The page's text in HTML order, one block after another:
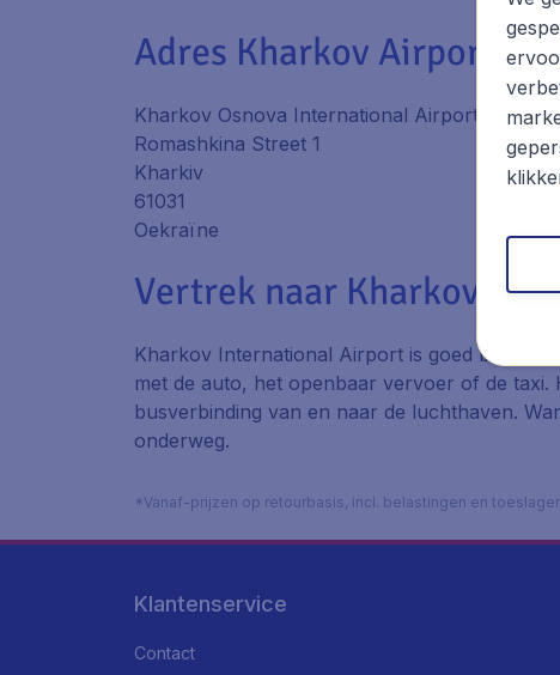
Adres Kharkov Airport
Kharkov Osnova International Airport
Romashkina Street 1
Kharkiv
61031
Oekraïne
Vertrek naar Kharkov
Kharkov International Airport is goed
met de auto, het openbaar vervoer of de
busverbinding van en naar de luchthaven.
onderweg.
*Vanaf-prijzen op retourbasis, incl. belastingen en
Klantenservice
Contact